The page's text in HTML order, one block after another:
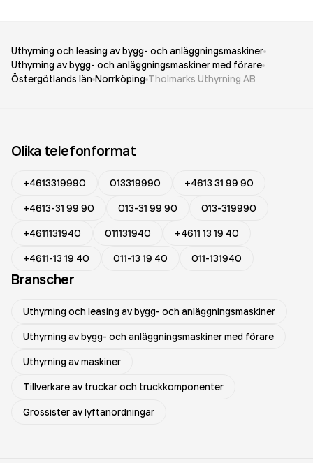
Uthyrning och leasing av bygg- och anläggningsmaskiner
Uthyrning av bygg- och anläggningsmaskiner med förare
Östergötlands län Norrköping Tholmarks Uthyrning AB
Olika telefonformat
+4613319990 013319990
+4613 31 99 90
+4613-31 99 90
013-31 99 90
013-319990
+4611131940
011131940
+4611 13 19 40
+4611-13 19 40
011-13 19 40 011-131940
Branscher
Uthyrning och leasing av bygg- och anläggningsmaskiner
Uthyrning av bygg- och anläggningsmaskiner med förare
Uthyrning av maskiner
Tillverkare av truckar och truckkomponenter
Grossister av lyftanordningar